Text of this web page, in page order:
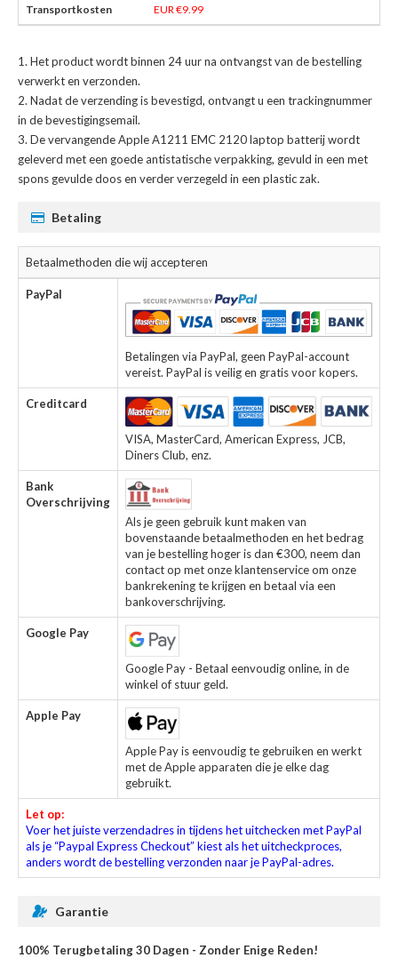
EUR €9.99
Het product wordt binnen 24 uur na ontvangst van de bestelling
verwerkt en verzonden.
Nadat de verzending is bevestigd, ontvangt u een trackingnummer
in de bevestigingsemail.
Devervangende Apple A1211 EMC 2120 laptop batterijwordt
geleverd met een goede antistatische verpakking, gevuld in een met
spons gevulde doos en verder verzegeld in een plastic zak.
Betaling
Betaalmethoden die wij accepteren
PayPal
Betalingen via PayPal, geen PayPal-account
vereist. PayPal is veilig en gratis voor kopers.
Creditcard
VISA, MasterCard, American Express, JCB,
Diners Club, enz.
Bank
Overschrijving
Als je geen gebruik kunt maken van
bovenstaande betaalmethoden en het bedrag
van je bestelling hoger is dan €300, neem dan
contact op met onze klantenservice om onze
bankrekening te krijgen en betaal via een
bankoverschrijving.
Google Pay
Google Pay - Betaal eenvoudig online, in de
winkel of stuur geld.
Apple Pay
Apple Pay is eenvoudig te gebruiken en werkt
met de Apple apparaten die je elke dag
gebruikt.
Let op:
Voer het juiste verzendadres in tijdens het uitchecken met PayPal
als je “Paypal Express Checkout” kiest als het uitcheckproces,
anders wordt de bestelling verzonden naar je PayPal-adres.
Garantie
100% Terugbetaling 30 Dagen - Zonder Enige Reden!